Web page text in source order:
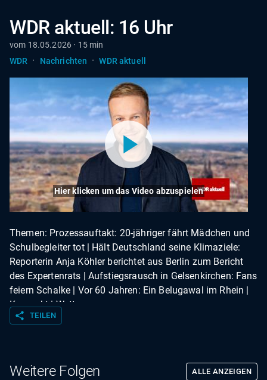
WDR aktuell: 16 Uhr
vom 18.05.2026 · 15 min
WDR
· Nachrichten · WDR aktuell
Hier klicken um das Video abzuspielen
Themen: Prozessauftakt: 20-jähriger fährt Mädchen und
Schulbegleiter tot | Hält Deutschland seine Klimaziele:
Reporterin Anja Köhler berichtet aus Berlin zum Bericht
des Expertenrats | Aufstiegsrausch in Gelsenkirchen: Fans
feiern Schalke | Vor 60 Jahren: Ein Belugawal im Rhein |
Kompakt | Wetter
share TEILEN
Weitere Folgen ALLE ANZEIGEN